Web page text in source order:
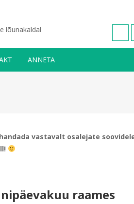
lõunakaldal
ANNETA
vastavalt osalejate
raames